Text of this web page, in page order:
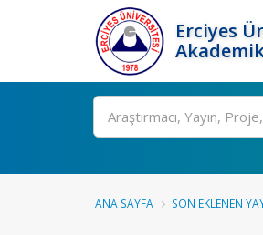
Erciyes
Ara
ANA SAYFA SON EKLENEN